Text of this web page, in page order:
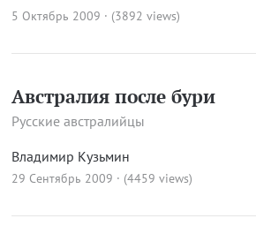
5 Октябрь 2009 · (3892 views)
Австралия после бури
Русские австралийцы
Владимир Кузьмин
29 Сентябрь 2009 · (4459 views)